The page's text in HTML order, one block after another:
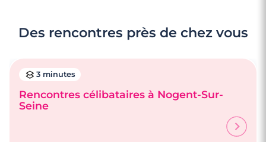
Des rencontres près de chez vous
3 minutes
Rencontres célibataires à Nogent-Sur-
Seine